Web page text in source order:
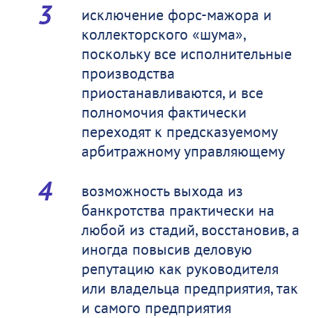
исключение форс-мажора и
коллекторского «шума»,
поскольку все исполнительные
производства
приостанавливаются, и все
полномочия фактически
переходят к предсказуемому
арбитражному управляющему
возможность выхода из
банкротства практически на
любой из стадий, восстановив, а
иногда повысив деловую
репутацию как руководителя
или владельца предприятия, так
и самого предприятия